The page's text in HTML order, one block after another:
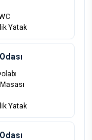
Yatak
Yatak